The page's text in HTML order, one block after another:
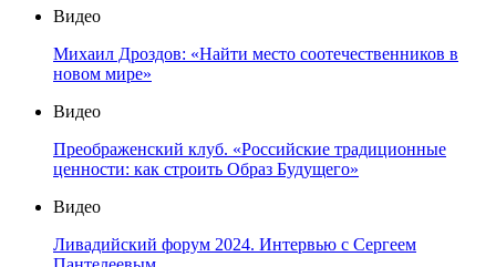
Видео
Михаил Дроздов: «Найти место соотечественников в
новом мире»
Видео
Преображенский клуб. «Российские традиционные
ценности: как строить Образ Будущего»
Видео
Ливадийский форум 2024. Интервью с Сергеем